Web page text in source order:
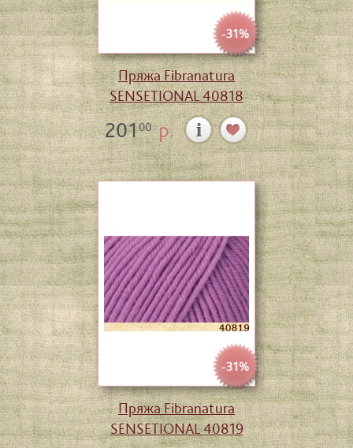
-31%
Пряжа Fibranatura
SENSETIONAL 40818
20100р.
-31%
Пряжа Fibranatura
SENSETIONAL 40819